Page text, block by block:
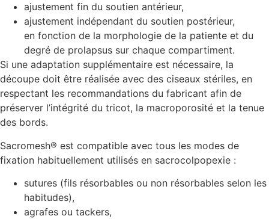
ajustement fin du soutien antérieur,
ajustement indépendant du soutien postérieur,
en fonction de la morphologie de la patiente et du
degré de prolapsus sur chaque compartiment.
Si une adaptation supplémentaire est nécessaire, la
découpe doit être réalisée avec des ciseaux stériles, en
respectant les recommandations du fabricant afin de
préserver l’intégrité du tricot, la macroporosité et la tenue
des bords.
Sacromesh® est compatible avec tous les modes de
fixation habituellement utilisés en sacrocolpopexie :
sutures (fils résorbables ou non résorbables selon les
habitudes),
agrafes ou tackers,